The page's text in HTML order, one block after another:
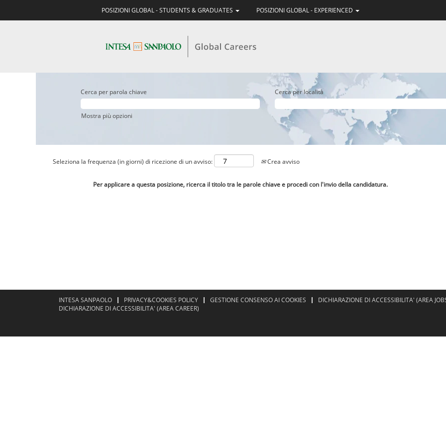
POSIZIONI GLOBAL - STUDENTS & GRADUATES POSIZIONI GLOBAL - EXPERIENCED
Cerca per parola chiave Cerca per località
Mostra più opzioni
Seleziona la frequenza (in giorni) di ricezione di un avviso: Crea avviso
Per applicare a questa posizione, ricerca il titolo tra le parole chiave e procedi con l'invio della candidatura.
INTESA SANPAOLO PRIVACY&COOKIES POLICY GESTIONE CONSENSO AI COOKIES
DICHIARAZIONE DI ACCESSIBILITA' (AREA
DICHIARAZIONE DI ACCESSIBILITA' (AREA CAREER)